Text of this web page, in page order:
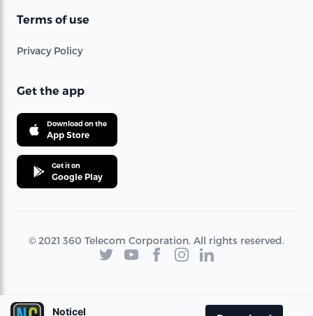
Terms of use
Privacy Policy
Get the app
Download on the
App Store
Get it on
Google Play
© 2021 360 Telecom Corporation. All rights reserved.
Noticel